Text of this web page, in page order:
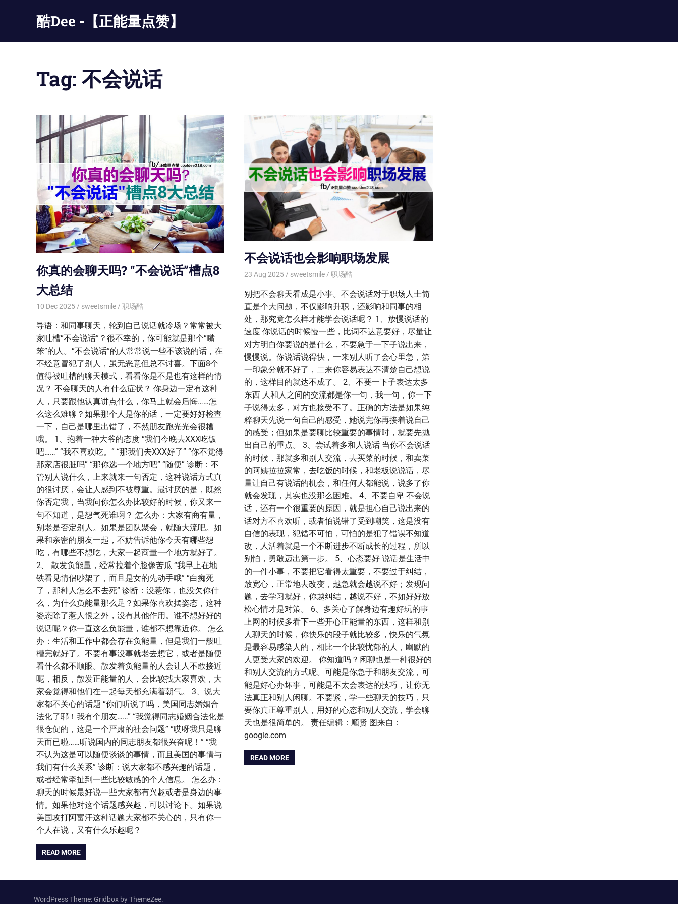
酷Dee -【正能量点赞】
酷
只
酷
Tag: 不会说话
你真的会聊天吗? “不会说话”槽点8
大总结
10 Dec 2025 sweetsmile 职场酷
导语：和同事聊天，轮到自己说话就冷场？常常被大
家吐槽“不会说话”？很不幸的，你可能就是那个“嘴
笨”的人。“不会说话”的人常常说一些不该说的话，在
不经意冒犯了别人，虽无恶意但总不讨喜。下面8个
值得被吐槽的聊天模式，看看你是不是也有这样的情
况？ 不会聊天的人有什么症状？ 你身边一定有这种
人，只要跟他认真讲点什么，你马上就会后悔……怎
么这么难聊？如果那个人是你的话，一定要好好检查
一下，自己是哪里出错了，不然朋友跑光光会很糟
哦。 1、抱着一种大爷的态度 “我们今晚去XXX吃饭
吧……” “我不喜欢吃。” “那我们去XXX好了” “你不觉得
那家店很脏吗” “那你选一个地方吧” “随便” 诊断：不
管别人说什么，上来就来一句否定，这种说话方式真
的很讨厌，会让人感到不被尊重。最讨厌的是，既然
你否定我，当我问你怎么办比较好的时候，你又来一
句不知道，是想气死谁啊？ 怎么办：大家有商有量，
别老是否定别人。如果是团队聚会，就随大流吧。如
果和亲密的朋友一起，不妨告诉他你今天有哪些想
吃，有哪些不想吃，大家一起商量一个地方就好了。
2、 散发负能量，经常拉着个脸像苦瓜 “我早上在地
铁看见情侣吵架了，而且是女的先动手哦” “白痴死
了，那种人怎么不去死” 诊断：没惹你，也没欠你什
么，为什么负能量那么足？如果你喜欢摆姿态，这种
姿态除了惹人恨之外，没有其他作用。谁不想好好的
说话呢？你一直这么负能量，谁都不想靠近你。 怎么
办：生活和工作中都会存在负能量，但是我们一般吐
槽完就好了。不要有事没事就老去想它，或者是随便
看什么都不顺眼。散发着负能量的人会让人不敢接近
呢，相反，散发正能量的人，会比较找大家喜欢，大
家会觉得和他们在一起每天都充满着朝气。 3、说大
家都不关心的话题 “你们听说了吗，美国同志婚姻合
法化了耶！我有个朋友……” “我觉得同志婚姻合法化是
很仓促的，这是一个严肃的社会问题” “哎呀我只是聊
天而已啦……听说国内的同志朋友都很兴奋呢！” “我
不认为这是可以随便谈谈的事情，而且美国的事情与
我们有什么关系” 诊断：说大家都不感兴趣的话题，
或者经常牵扯到一些比较敏感的个人信息。 怎么办：
聊天的时候最好说一些大家都有兴趣或者是身边的事
情。如果他对这个话题感兴趣，可以讨论下。如果说
美国攻打阿富汗这种话题大家都不关心的，只有你一
个人在说，又有什么乐趣呢？
READ MORE
不会说话也会影响职场发展
23 Aug 2025 sweetsmile 职场酷
别把不会聊天看成是小事。不会说话对于职场人士简
直是个大问题，不仅影响升职，还影响和同事的相
处，那究竟怎么样才能学会说话呢？ 1、放慢说话的
速度 你说话的时候慢一些，比词不达意要好，尽量让
对方明白你要说的是什么，不要急于一下子说出来，
慢慢说。你说话说得快，一来别人听了会心里急，第
一印象分就不好了，二来你容易表达不清楚自己想说
的，这样目的就达不成了。 2、不要一下子表达太多
东西 人和人之间的交流都是你一句，我一句，你一下
子说得太多，对方也接受不了。正确的方法是如果纯
粹聊天先说一句自己的感受，她说完你再接着说自己
的感受；但如果是要聊比较重要的事情时，就要先抛
出自己的重点。 3、尝试着多和人说话 当你不会说话
的时候，那就多和别人交流，去买菜的时候，和卖菜
的阿姨拉拉家常，去吃饭的时候，和老板说说话，尽
量让自己有说话的机会，和任何人都能说，说多了你
就会发现，其实也没那么困难。 4、不要自卑 不会说
话，还有一个很重要的原因，就是担心自己说出来的
话对方不喜欢听，或者怕说错了受到嘲笑，这是没有
自信的表现，犯错不可怕，可怕的是犯了错误不知道
改，人活着就是一个不断进步不断成长的过程，所以
别怕，勇敢迈出第一步。 5、心态要好 说话是生活中
的一件小事，不要把它看得太重要，不要过于纠结，
放宽心，正常地去改变，越急就会越说不好；发现问
题，去学习就好，你越纠结，越说不好，不如好好放
松心情才是对策。 6、多关心了解身边有趣好玩的事
上网的时候多看下一些开心正能量的东西，这样和别
人聊天的时候，你快乐的段子就比较多，快乐的气氛
是最容易感染人的，相比一个比较忧郁的人，幽默的
人更受大家的欢迎。 你知道吗？闲聊也是一种很好的
和别人交流的方式呢。可能是你急于和朋友交流，可
能是好心办坏事，可能是不太会表达的技巧，让你无
法真正和别人闲聊。不要紧，学一些聊天的技巧，只
要你真正尊重别人，用好的心态和别人交流，学会聊
天也是很简单的。 责任编辑：顺贤 图来自：
google.com
READ MORE
WordPress Theme: Gridbox by ThemeZee.